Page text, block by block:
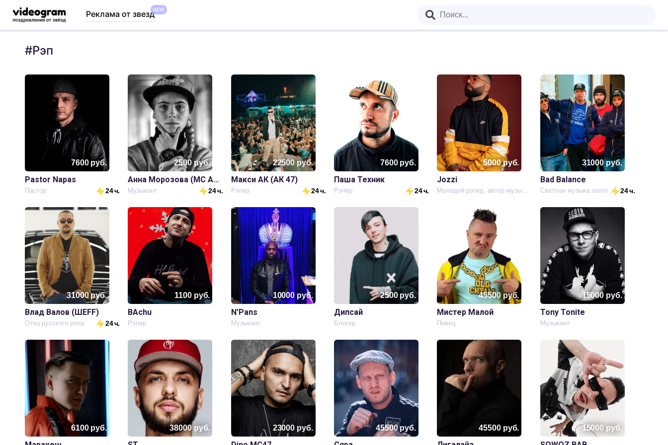
Реклама от звездNEW
#Рэп
7600руб.
Pastor Napas
Пастор 24 ч.
2500руб.
Анна Морозова (MC Анюта)
Музыкант 24 ч.
22500руб.
Макси АК (АК 47)
Рэпер 24 ч.
7600руб.
Паша Техник
Рэпер 24 ч.
5000руб.
Jozzi
Молодой рэпер, автор музыки и текстов.
31000руб.
Bad Balance
Светлая музыка золотистого песка... 24 ч.
31000руб.
Влад Валов (ШЕFF)
Отец русского рэпа 24 ч.
1100руб.
BAchu
Рэпер
10000руб.
N'Pans
Музыкант.
2500руб.
Дипсай
Блогер
45500руб.
Мистер Малой
Певец
15000 руб.
Tony Tonite
Музыкант
6100руб. 38000руб. 23000 руб. 45500руб. 45500руб. 15000 руб.